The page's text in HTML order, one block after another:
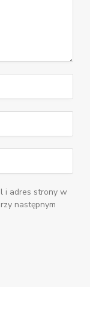
i adres strony w
następnym